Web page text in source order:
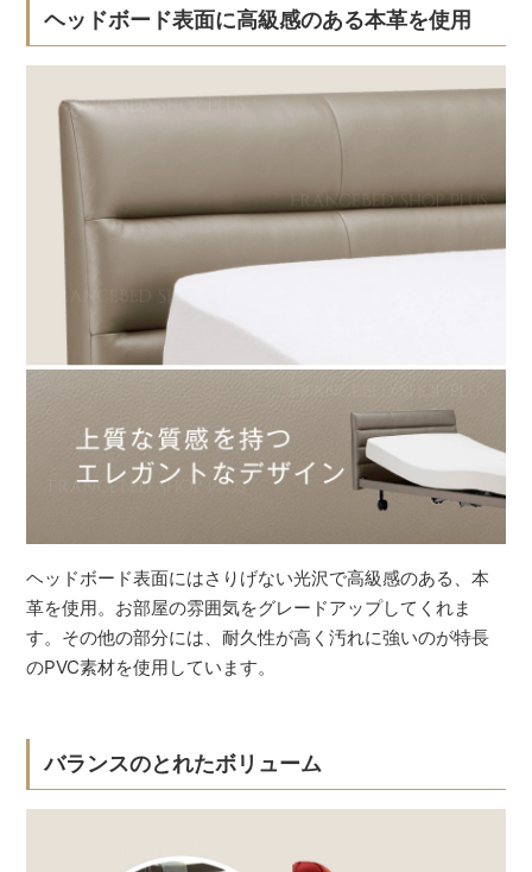
ヘッドボード表面に高級感のある本革を使用
ヘッドボード表面にはさりげない光沢で高級感のある、本
革を使用。お部屋の雰囲気をグレードアップしてくれま
す。その他の部分には、耐久性が高く汚れに強いのが特長
のPVC素材を使用しています。
バランスのとれたボリューム